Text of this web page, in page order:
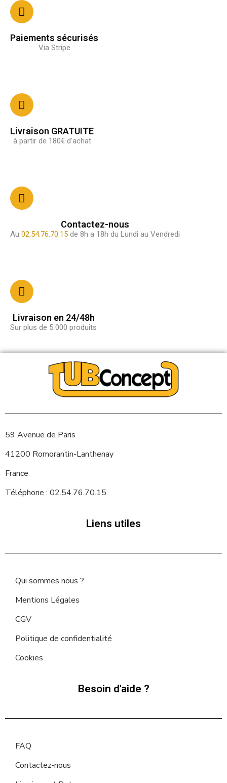
Paiements sécurisés
Via Stripe
Livraison GRATUITE
à partir de 180€ d'achat
Contactez-nous
Au 02.54.76.70.15 de 8h a 18h du Lundi au Vendredi
Livraison en 24/48h
Sur plus de 5 000 produits
59 Avenue de Paris
41200 Romorantin-Lanthenay
France
Téléphone : 02.54.76.70.15
Liens utiles
Qui sommes nous ?
Mentions Légales
CGV
Politique de confidentialité
Cookies
Besoin d'aide ?
FAQ
Contactez-nous